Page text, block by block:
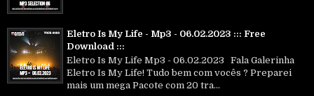
Eletro Is My Life - Mp3 - 06.02.2023 ::: Free
Download :::
Eletro Is My Life Mp3 - 06.02.2023 Fala Galerinha
Eletro Is My Life! Tudo bem com vocês ? Preparei
mais um mega Pacote com 20 tra...